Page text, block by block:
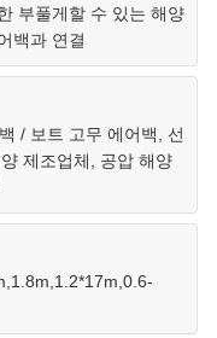
부풀게할 수 있는 해양
백과 연결
/ 보트 고무 에어백, 선
제조업체, 공압 해양